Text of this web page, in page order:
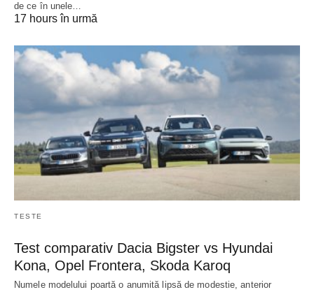
de ce în unele…
17 hours în urmă
TESTE
Test comparativ Dacia Bigster vs Hyundai
Kona, Opel Frontera, Skoda Karoq
Numele modelului poartă o anumită lipsă de modestie, anterior